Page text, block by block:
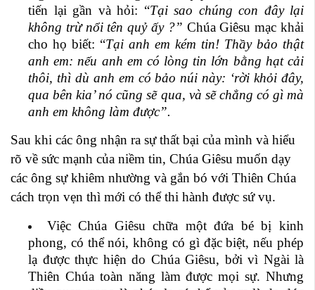
tiến lại gần và hỏi: “Tại sao chúng con đây lại
không trừ nổi tên quỷ ấy ?” Chúa Giêsu mạc khải
cho họ biết: “Tại anh em kém tin! Thầy bảo thật
anh em: nếu anh em có lòng tin lớn bằng hạt cải
thôi, thì dù anh em có bảo núi này: ‘rời khỏi đây,
qua bên kia’ nó cũng sẽ qua, và sẽ chẳng có gì mà
anh em không làm được”.
Sau khi các ông nhận ra sự thất bại của mình và hiểu
rõ về sức mạnh của niềm tin, Chúa Giêsu muốn dạy
các ông sự khiêm nhường và gắn bó với Thiên Chúa
cách trọn vẹn thì mới có thể thi hành được sứ vụ.
Việc Chúa Giêsu chữa một đứa bé bị kinh
phong, có thể nói, không có gì đặc biệt, nếu phép
lạ được thực hiện do Chúa Giêsu, bởi vì Ngài là
Thiên Chúa toàn năng làm được mọi sự. Nhưng